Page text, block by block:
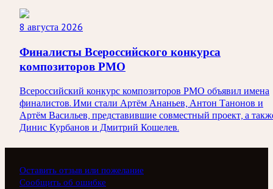
8 августа 2026
Финалисты Всероссийского конкурса
композиторов РМО
Всероссийский конкурс композиторов РМО объявил имена
финалистов. Ими стали Артём Ананьев, Антон Танонов и
Артём Васильев, представившие совместный проект, а
Динис Курбанов и Дмитрий Кошелев.
Оставить отзыв или пожелание
Сообщить об ошибке